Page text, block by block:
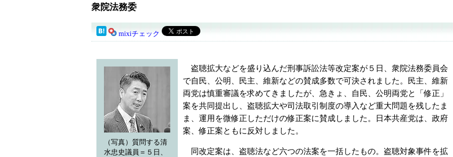
衆院法務委
mixiチェック
（写真）質問する清
水忠史議員＝５日、
盗聴拡大などを盛り込んだ刑事訴訟法等改定案が５日、衆院法務委員会
で自民、公明、民主、維新などの賛成多数で可決されました。民主、維新
両党は慎重審議を求めてきましたが、急きょ、自民、公明両党と「修正」
案を共同提出し、盗聴拡大や司法取引制度の導入など重大問題を残したま
ま、運用を微修正しただけの修正案に賛成しました。日本共産党は、政府
案、修正案ともに反対しました。
同改定案は、盗聴法など六つの法案を一括したもの。盗聴対象事件を拡